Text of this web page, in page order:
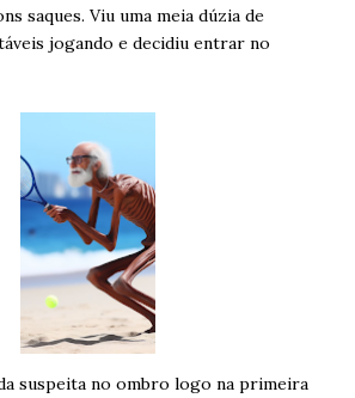
saques. Viu uma meia dúzia de
jogando e decidiu entrar no
suspeita no ombro logo na primeira